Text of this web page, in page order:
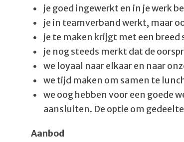
je goed ingewerkt en in je werk
je in teamverband werkt, maar
je te maken krijgt met een
je nog steeds merkt dat de
we loyaal naar elkaar en naar
we tijd maken om samen te
we oog hebben voor een goede
aansluiten. De optie om
Aanbod